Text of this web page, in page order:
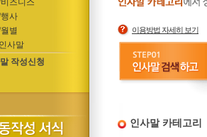
즈니스
사
별
사말
말 작성신청
이용방법 자세히 보기
인사말 카테고리